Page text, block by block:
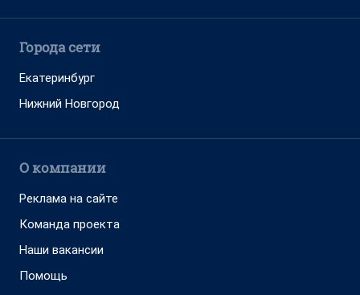
Города сети
Екатеринбург
Нижний Новгород
О компании
Реклама на сайте
Команда проекта
Наши вакансии
Помощь